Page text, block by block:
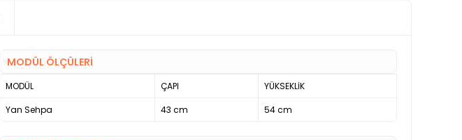
MODÜL ÖLÇÜLERİ
MODÜL ÇAPI
YÜKSEKLİK
Yan Sehpa
43 cm 54 cm